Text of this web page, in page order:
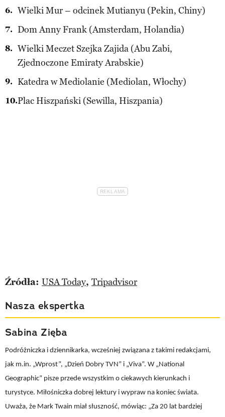
Wielki Mur – odcinek Mutianyu (Pekin, Chiny)
Dom Anny Frank (Amsterdam, Holandia)
Wielki Meczet Szejka Zajida (Abu Zabi,
Zjednoczone Emiraty Arabskie)
Katedra w Mediolanie (Mediolan, Włochy)
Plac Hiszpański (Sewilla, Hiszpania)
Źródła: USA Today, Tripadvisor
Nasza ekspertka
Sabina Zięba
Podróżniczka i dziennikarka, wcześniej związana z takimi redakcjami,
jak m.in. „Wprost”, „Dzień Dobry TVN” i „Viva”. W „National
Geographic” pisze przede wszystkim o ciekawych kierunkach i
turystyce. Miłośniczka dobrej lektury i wypraw na koniec świata.
Uważa, że Mark Twain miał słuszność, mówiąc: „Za 20 lat bardziej